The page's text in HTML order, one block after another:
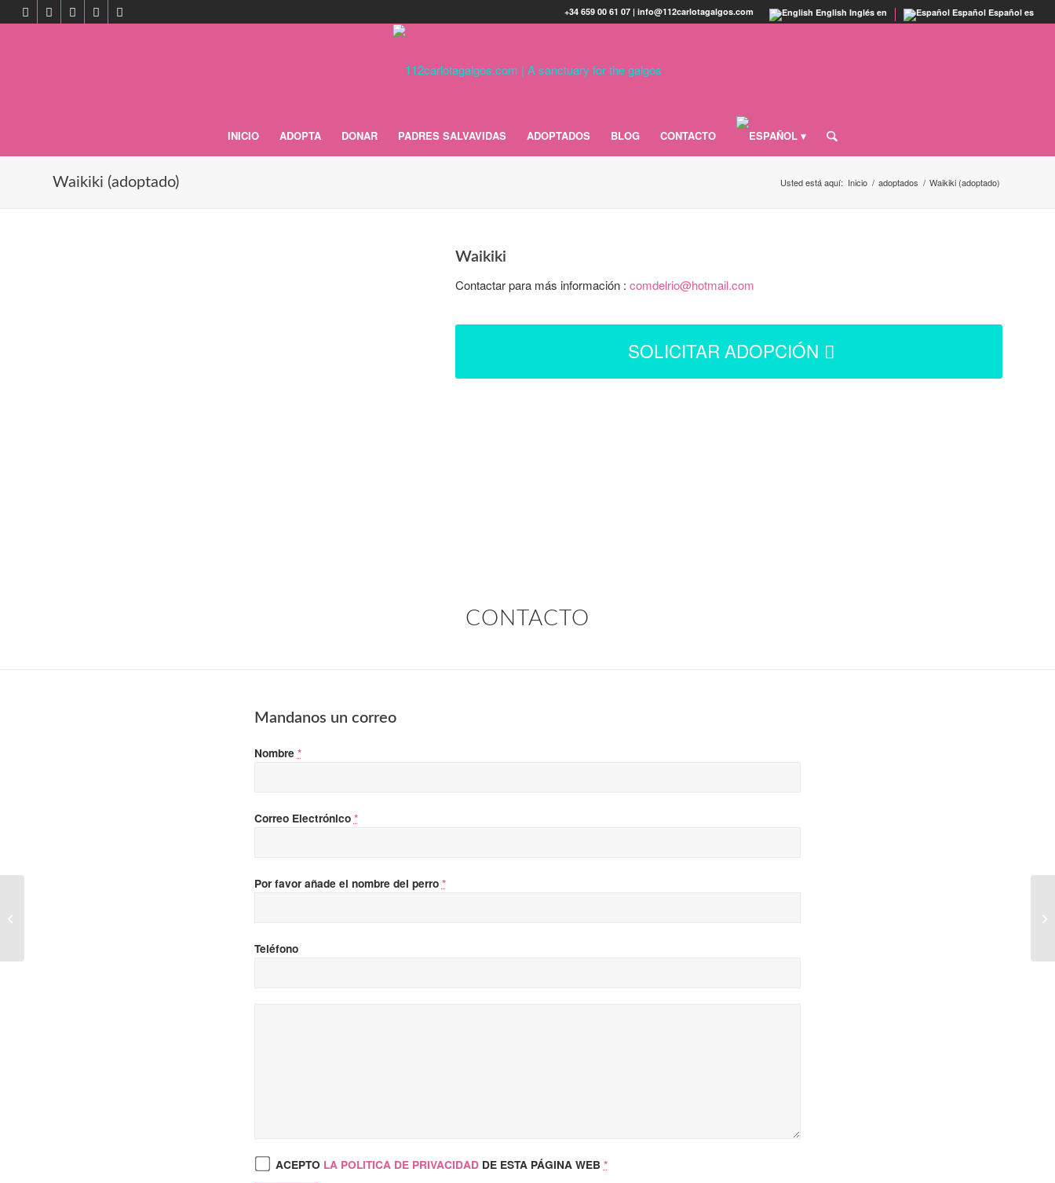
English Inglés en Español Español es
+34 659 00 61 07 | info@112carlotagalgos.com
INICIO ADOPTA DONAR PADRES SALVAVIDAS ADOPTADOS BLOG CONTACTO
Waikiki (adoptado) Usted está aquí: Inicio / adoptados / Waikiki (adoptado)
Waikiki
Contactar para más información :comdelrio@hotmail.com
SOLICITAR ADOPCIÓN
CONTACTO
Mandanos un correo
Nombre *
Correo Electrónico *
Por favor añade el nombre del perro *
Teléfono
ACEPTO LA POLITICA DE PRIVACIDADDE ESTA PÁGINA WEB *